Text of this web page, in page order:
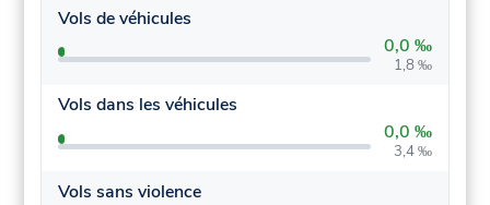
Vols de véhicules
0,0 ‰
1,8 ‰
Vols dans les véhicules
0,0 ‰
3,4 ‰
Vols sans violence